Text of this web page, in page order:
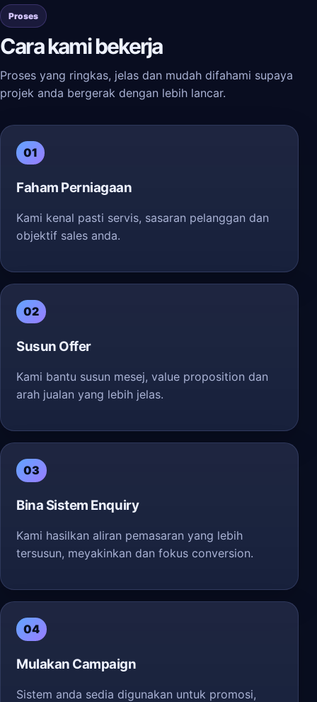
Proses
Cara kami bekerja
Proses yang ringkas, jelas dan mudah difahami supaya
projek anda bergerak dengan lebih lancar.
01
Faham Perniagaan
Kami kenal pasti servis, sasaran pelanggan dan
objektif sales anda.
02
Susun Offer
Kami bantu susun mesej, value proposition dan
arah jualan yang lebih jelas.
03
Bina Sistem Enquiry
Kami hasilkan aliran pemasaran yang lebih
tersusun, meyakinkan dan fokus conversion.
04
Mulakan Campaign
Sistem anda sedia digunakan untuk promosi,